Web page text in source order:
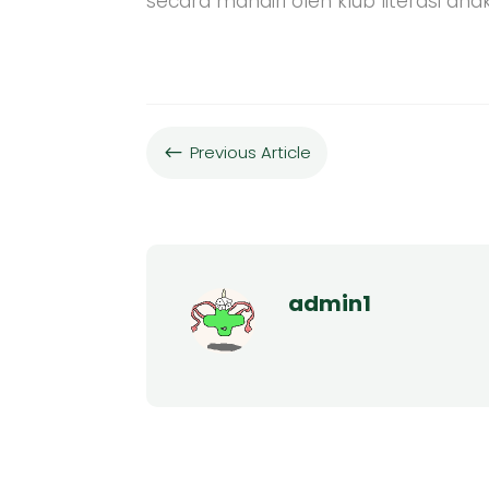
# Previous Article
admin1